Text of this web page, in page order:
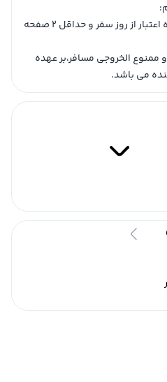
*عکس پاسپورت با حداقل 7 ماه اعتبار از روز سفر و حداقل 2 صفحه
الخروجی مسافر،بر عهده
می باشد.